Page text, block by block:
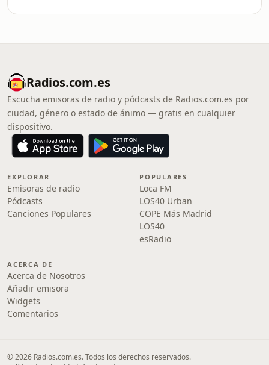
Radios.com.es
Escucha emisoras de radio y pódcasts de Radios.com.es por
ciudad, género o estado de ánimo — gratis en cualquier
dispositivo.
EXPLORAR
Emisoras de radio
Pódcasts
Canciones Populares
POPULARES
Loca FM
LOS40 Urban
COPE Más Madrid
LOS40
esRadio
ACERCA DE
Acerca de Nosotros
Añadir emisora
Widgets
Comentarios
© 2026 Radios.com.es. Todos los derechos reservados.